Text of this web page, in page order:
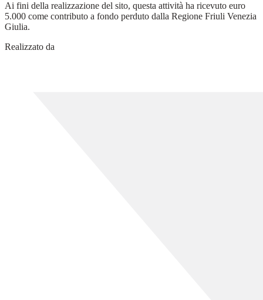
Ai fini della realizzazione del sito, questa attività ha ricevuto euro
5.000 come contributo a fondo perduto dalla Regione Friuli Venezia
Giulia.
Realizzato da